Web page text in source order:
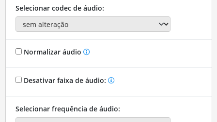
Selecionar codec de áudio:
Normalizar áudio
Desativar faixa de áudio:
Selecionar frequência de áudio: